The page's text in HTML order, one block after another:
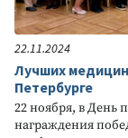
22.11.2024
Лучших
Петербурге
22 ноября, в День
награждения